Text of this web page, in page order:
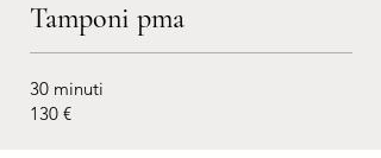
Tamponi pma
30 minuti
130 €